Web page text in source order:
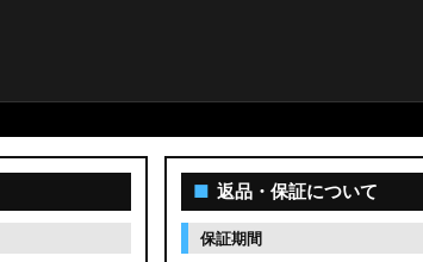
■ 返品・保証について
保証期間